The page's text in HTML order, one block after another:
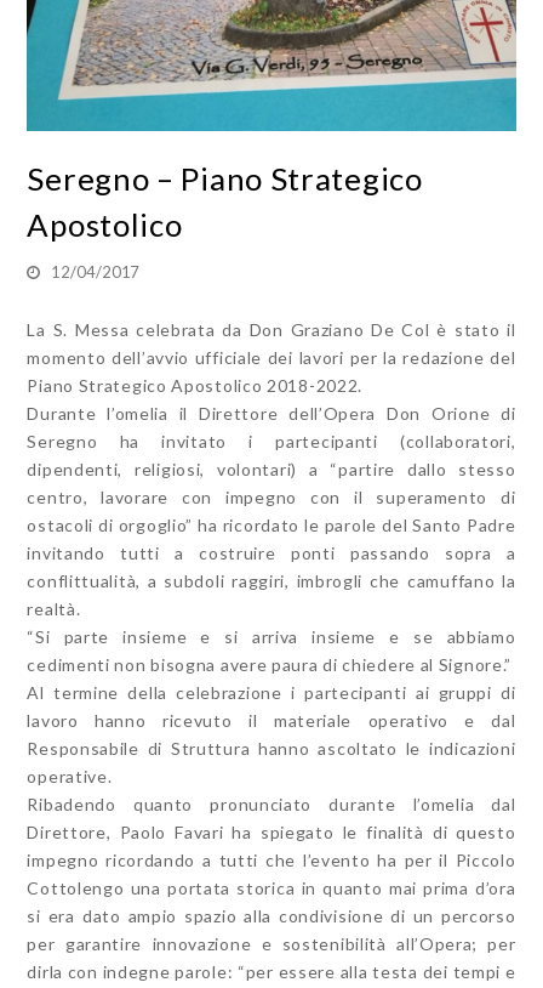
Seregno – Piano Strategico
Apostolico
12/04/2017
La S. Messa celebrata da Don Graziano De Col è stato il
momento dell’avvio ufficiale dei lavori per la redazione del
Piano Strategico Apostolico 2018-2022.
Durante l’omelia il Direttore dell’Opera Don Orione di
Seregno ha invitato i partecipanti (collaboratori,
dipendenti, religiosi, volontari) a “partire dallo stesso
centro, lavorare con impegno con il superamento di
ostacoli di orgoglio” ha ricordato le parole del Santo Padre
invitando tutti a costruire ponti passando sopra a
conflittualità, a subdoli raggiri, imbrogli che camuffano la
realtà.
“Si parte insieme e si arriva insieme e se abbiamo
cedimenti non bisogna avere paura di chiedere al Signore.”
Al termine della celebrazione i partecipanti ai gruppi di
lavoro hanno ricevuto il materiale operativo e dal
Responsabile di Struttura hanno ascoltato le indicazioni
operative.
Ribadendo quanto pronunciato durante l’omelia dal
Direttore, Paolo Favari ha spiegato le finalità di questo
impegno ricordando a tutti che l’evento ha per il Piccolo
Cottolengo una portata storica in quanto mai prima d’ora
si era dato ampio spazio alla condivisione di un percorso
per garantire innovazione e sostenibilità all’Opera; per
dirla con indegne parole: “per essere alla testa dei tempi e